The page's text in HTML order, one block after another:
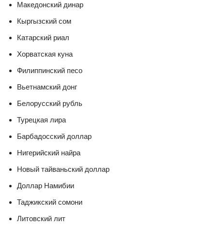
Македонский динар
Кыргызский сом
Катарский риал
Хорватская куна
Филиппинский песо
Вьетнамский донг
Белорусский рубль
Турецкая лира
Барбадосский доллар
Нигерийский найра
Новый тайваньский доллар
Доллар Намибии
Таджикский сомони
Литовский лит